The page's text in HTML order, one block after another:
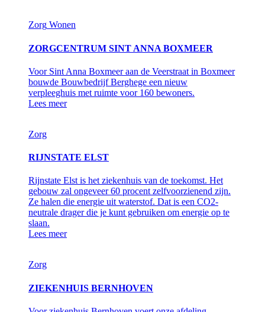
Zorg Wonen
ZORGCENTRUM SINT ANNA BOXMEER
Voor Sint Anna Boxmeer aan de Veerstraat in Boxmeer
bouwde Bouwbedrijf Berghege een nieuw
verpleeghuis met ruimte voor 160 bewoners.
Lees meer
Zorg
RIJNSTATE ELST
Rijnstate Elst is het ziekenhuis van de toekomst. Het
gebouw zal ongeveer 60 procent zelfvoorzienend zijn.
Ze halen die energie uit waterstof. Dat is een CO2-
neutrale drager die je kunt gebruiken om energie op te
slaan.
Lees meer
Zorg
ZIEKENHUIS BERNHOVEN